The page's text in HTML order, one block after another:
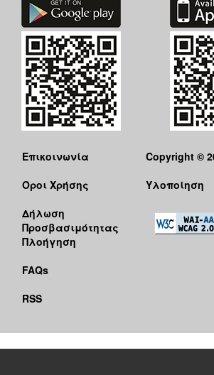
Επικοινωνία
Όροι Χρήσης
Δήλωση
Προσβασιμότητας
Πλοήγηση
FAQs
RSS
Copyright ©
Υλοποίηση